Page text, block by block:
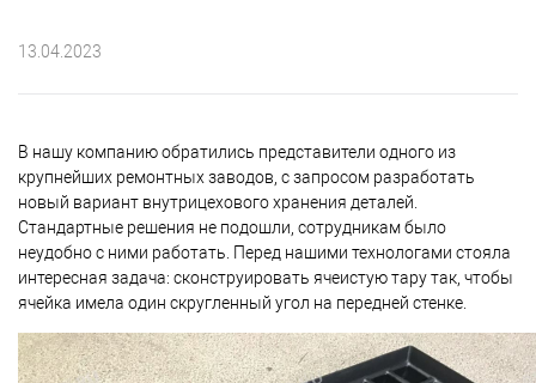
13.04.2023
В нашу компанию обратились представители одного из
крупнейших ремонтных заводов, с запросом разработать
новый вариант внутрицехового хранения деталей.
Стандартные решения не подошли, сотрудникам было
неудобно с ними работать. Перед нашими технологами стояла
интересная задача: сконструировать ячеистую тару так, чтобы
ячейка имела один скругленный угол на передней стенке.